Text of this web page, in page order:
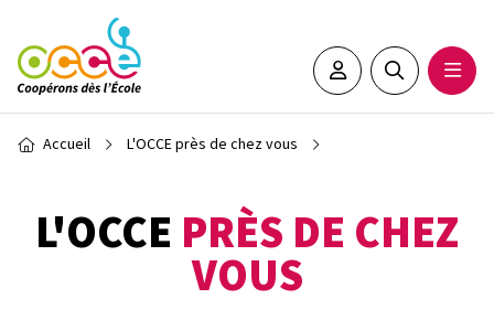
Aller au contenu principal
Espace adhérent•e
Rechercher
Fil d'Ariane
Accueil L'OCCE près de chez vous
L'OCCE PRÈS DE CHEZ
VOUS